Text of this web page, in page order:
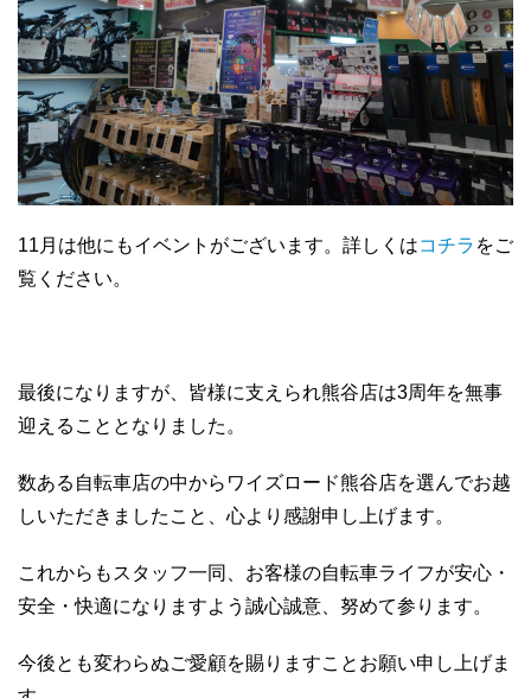
11月は他にもイベントがございます。詳しくはコチラ をご
覧ください。
最後になりますが、皆様に支えられ熊谷店は3周年を無事
迎えることとなりました。
数ある自転車店の中からワイズロード熊谷店を選んでお越
しいただきましたこと、心より感謝申し上げます。
これからもスタッフ一同、お客様の自転車ライフが安心・
安全・快適になりますよう誠心誠意、努めて参ります。
今後とも変わらぬご愛顧を賜りますことお願い申し上げま